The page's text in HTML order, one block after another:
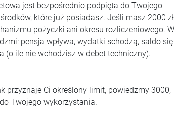
jest bezpośrednio podpięta do Twojego
które już posiadasz. Jeśli masz 2000 zł
pożyczki ani okresu rozliczeniowego. W
pensja wpływa, wydatki schodzą, saldo się
(o ile nie wchodzisz w debet techniczny).
przyznaje Ci określony limit, powiedzmy 3000,
Twojego wykorzystania.